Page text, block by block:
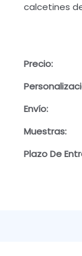
calcetines
Precio:
Envío:
Muestras:
Plazo De